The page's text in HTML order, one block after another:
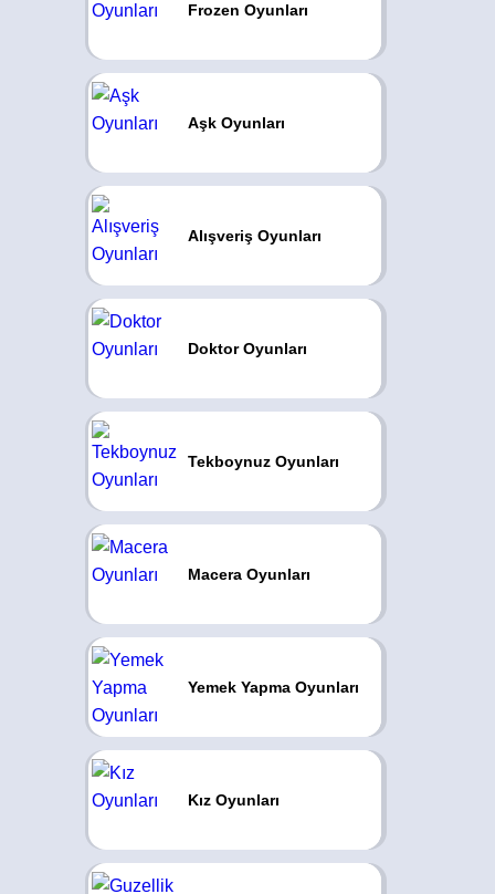
Frozen Oyunları
Aşk Oyunları
Alışveriş Oyunları
Doktor Oyunları
Tekboynuz Oyunları
Macera Oyunları
Yemek Yapma Oyunları
Kız Oyunları